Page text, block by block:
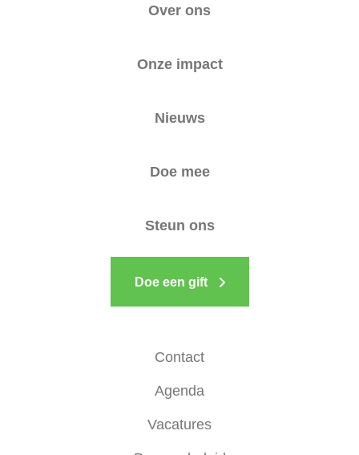
Over ons
Onze impact
Nieuws
Doe mee
Steun ons
Doe een gift
Contact
Agenda
Vacatures